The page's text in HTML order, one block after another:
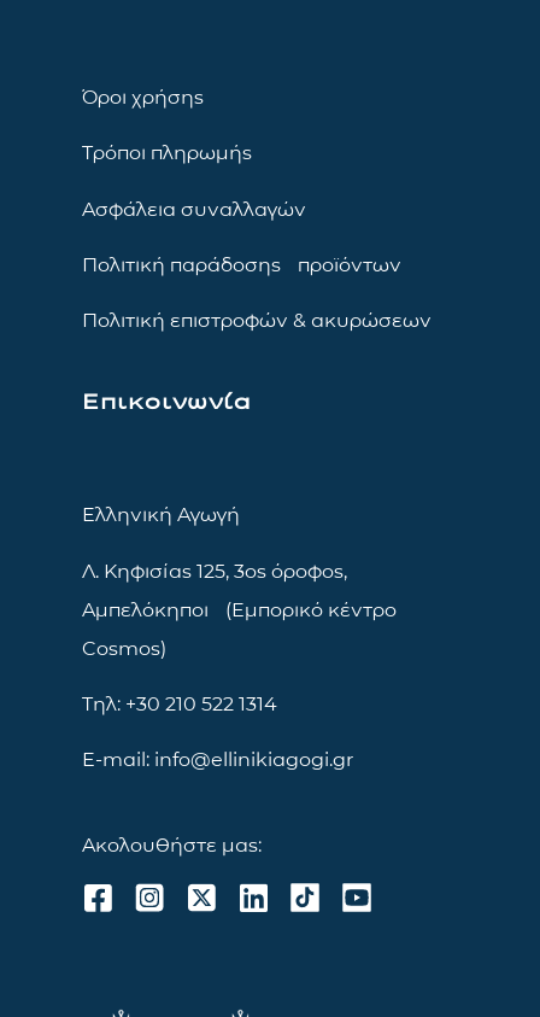
Όροι χρήσης
Τρόποι πληρωμής
Ασφάλεια συναλλαγών
Πολιτική παράδοσης προϊόντων
Πολιτική επιστροφών & ακυρώσεων
Επικοινωνία
Ελληνική Αγωγή
Λ. Κηφισίας 125, 3ος όροφος,
Αμπελόκηποι (Εμπορικό κέντρο
Cosmos)
Τηλ: +30 210 522 1314
E-mail: info@ellinikiagogi.gr
Ακολουθήστε μας: